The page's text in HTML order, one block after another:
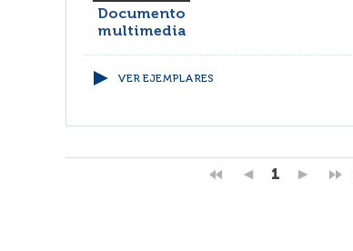
Documento
multimedia
VER EJEMPLARES
1